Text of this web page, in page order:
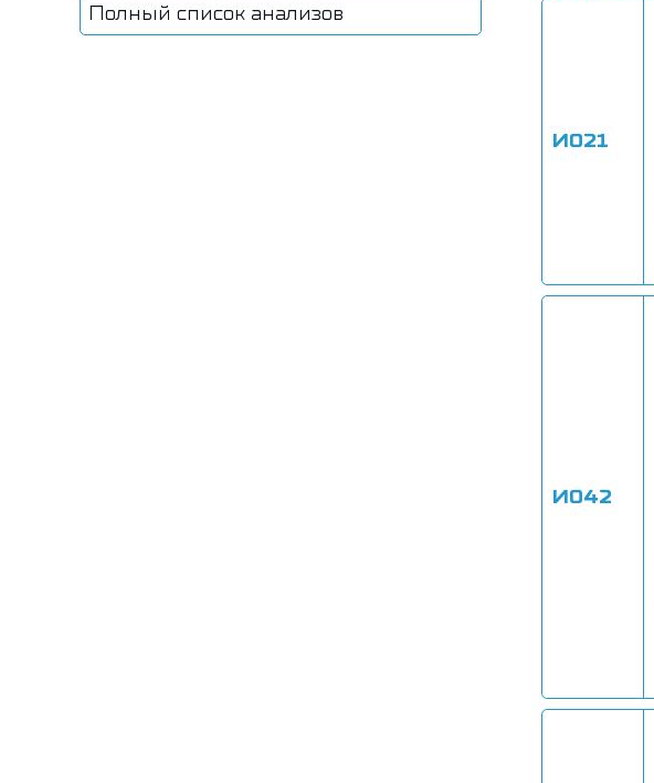
Полный список анализов
И021
И042